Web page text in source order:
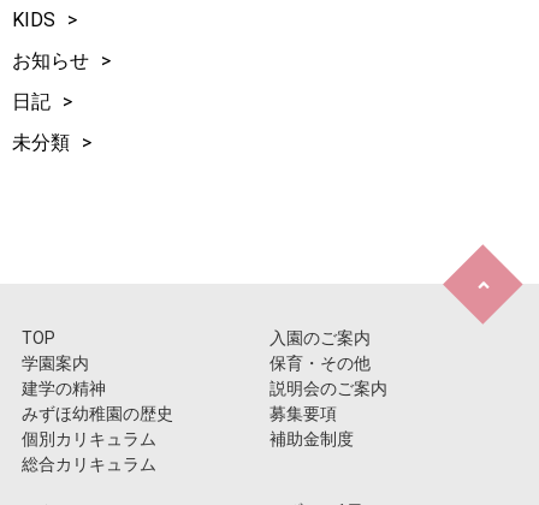
KIDS
お知らせ
日記
未分類
TOP
学園案内
建学の精神
みずほ幼稚園の歴史
個別カリキュラム
総合カリキュラム
入園のご案内
保育・その他
説明会のご案内
募集要項
補助金制度